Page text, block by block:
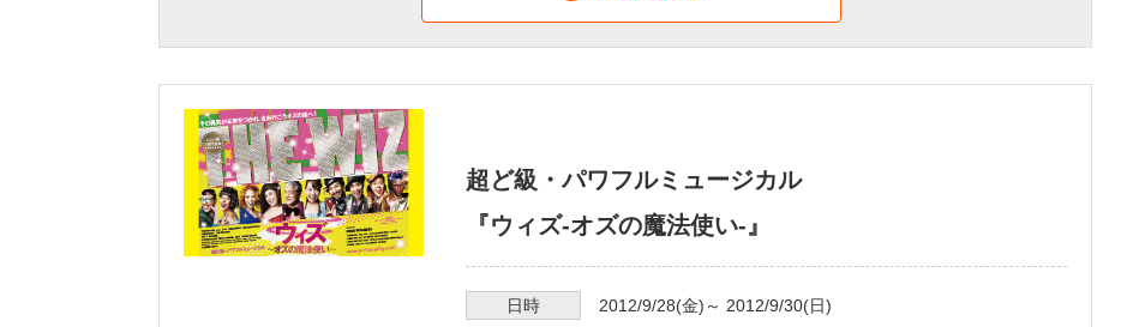
超ど級・パワフルミュージカル
『ウィズ-オズの魔法使い-』
日時 2012/9/28(金)～ 2012/9/30(日)